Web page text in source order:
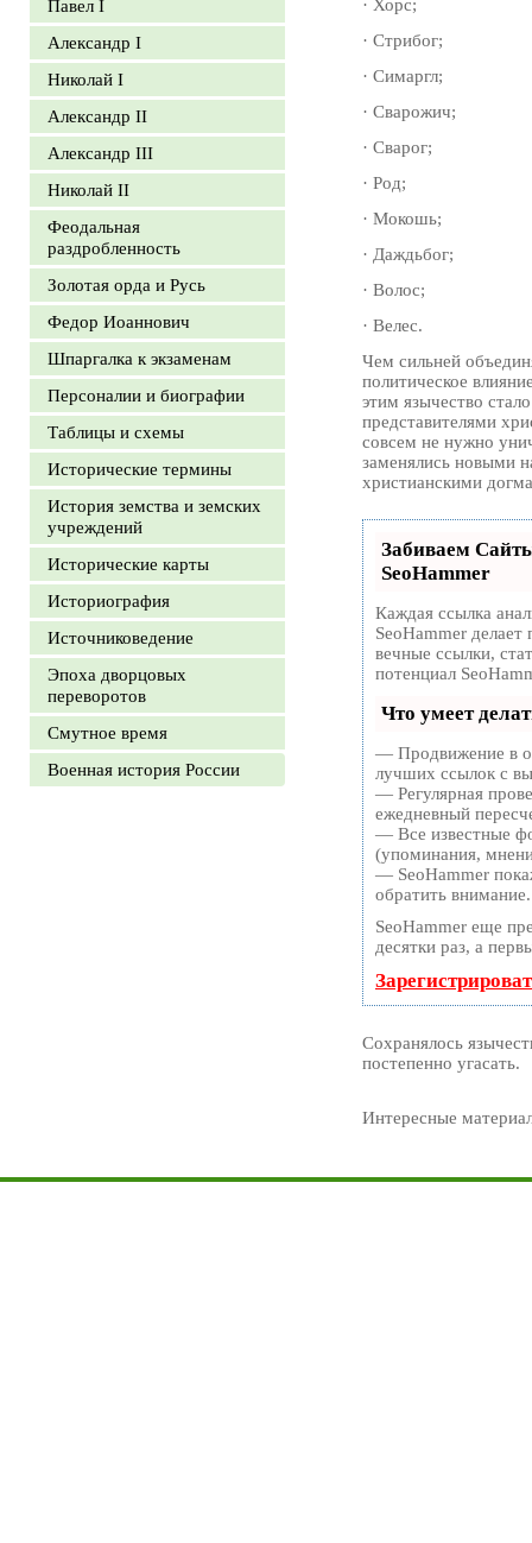
Павел I
Александр I
Николай I
Александр II
Александр III
Николай II
Феодальная
раздробленность
Золотая орда и Русь
Федор Иоаннович
Шпаргалка к экзаменам
Персоналии и биографии
Таблицы и схемы
Исторические термины
История земства и земских
учреждений
Исторические карты
Историография
Источниковедение
Эпоха дворцовых
переворотов
Смутное время
Военная история России
· Хорс;
· Стрибог;
· Симаргл;
· Сварожич;
· Сварог;
· Род;
· Мокошь;
· Даждьбог;
· Волос;
· Велес.
Чем сильней
политическое
этим язычество
представителями
совсем не нужно
заменялись новыми
христианскими
Забиваем
SeoHammer
Каждая ссылка
SeoHammer
вечные ссылки,
потенциал
Что умеет
— Продвижение в
лучших ссылок с
— Регулярная
ежедневный
— Все известные
(упоминания,
— SeoHammer
обратить внимание.
SeoHammer еще
десятки раз, а
Сохранялось
постепенно угасать.
Интересные